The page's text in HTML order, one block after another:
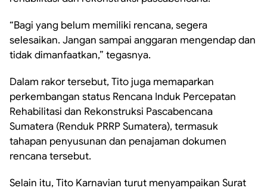
“Bagi yang belum memiliki rencana, segera
selesaikan. Jangan sampai anggaran mengendap dan
tidak dimanfaatkan,” tegasnya.
Dalam rakor tersebut, Tito juga memaparkan
perkembangan status Rencana Induk Percepatan
Rehabilitasi dan Rekonstruksi Pascabencana
Sumatera (Renduk PRRP Sumatera), termasuk
tahapan penyusunan dan penajaman dokumen
rencana tersebut.
Selain itu, Tito Karnavian turut menyampaikan Surat